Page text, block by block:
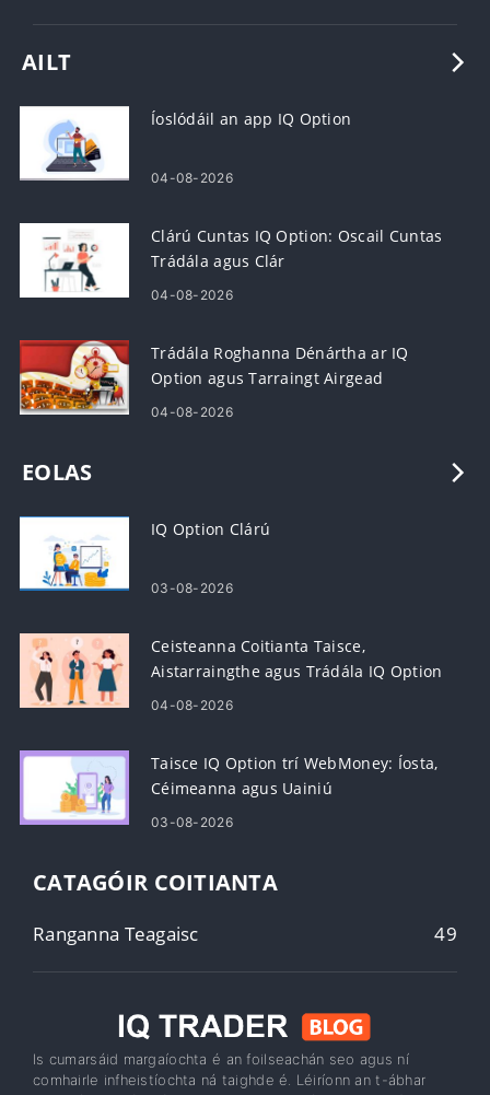
AILT
Íoslódáil an app IQ Option
04-08-2026
Clárú Cuntas IQ Option: Oscail Cuntas
Trádála agus Clár
04-08-2026
Trádála Roghanna Dénártha ar IQ
Option agus Tarraingt Airgead
04-08-2026
EOLAS
IQ Option Clárú
03-08-2026
Ceisteanna Coitianta Taisce,
Aistarraingthe agus Trádála IQ Option
04-08-2026
Taisce IQ Option trí WebMoney: Íosta,
Céimeanna agus Uainiú
03-08-2026
CATAGÓIR COITIANTA
Ranganna Teagaisc 49
Is cumarsáid margaíochta é an foilseachán seo agus ní
comhairle infheistíochta ná taighde é. Léiríonn an t-ábhar